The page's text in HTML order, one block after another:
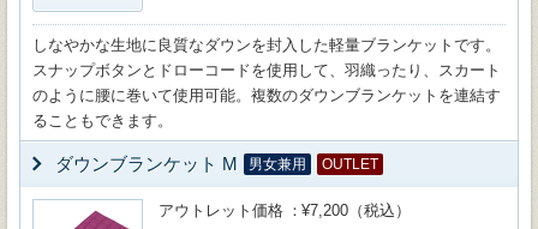
しなやかな生地に良質なダウンを封入した軽量ブランケットです。
スナップボタンとドローコードを使用して、羽織ったり、スカート
のように腰に巻いて使用可能。複数のダウンブランケットを連結す
ることもできます。
ダウンブランケット M 男女兼用 OUTLET
アウトレット価格
¥7,200（税込）